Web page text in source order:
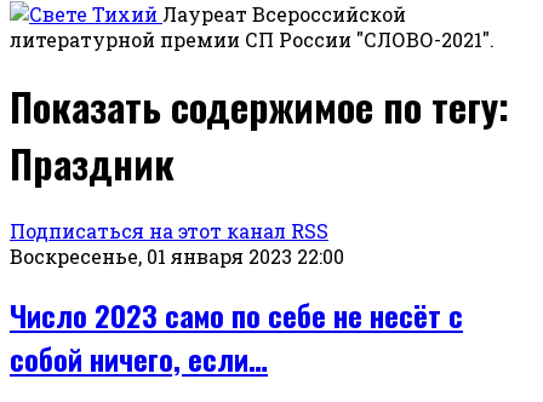
Лауреат Всероссийской
литературной премии СП России "СЛОВО-2021".
Показать содержимое по тегу:
Праздник
Подписаться на этот канал RSS
Воскресенье, 01 января 2023 22:00
Число 2023 само по себе не несёт с
собой ничего, если…